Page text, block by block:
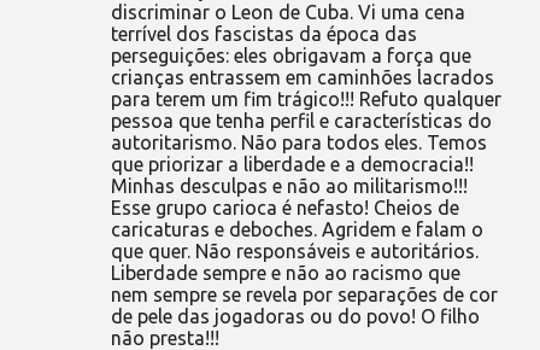
discriminar o Leon de Cuba. Vi uma cena
terrível dos fascistas da época das
perseguições: eles obrigavam a força que
crianças entrassem em caminhões lacrados
para terem um fim trágico!!! Refuto qualquer
pessoa que tenha perfil e características do
autoritarismo. Não para todos eles. Temos
que priorizar a liberdade e a democracia!!
Minhas desculpas e não ao militarismo!!!
Esse grupo carioca é nefasto! Cheios de
caricaturas e deboches. Agridem e falam o
que quer. Não responsáveis e autoritários.
Liberdade sempre e não ao racismo que
nem sempre se revela por separações de cor
de pele das jogadoras ou do povo! O filho
não presta!!!